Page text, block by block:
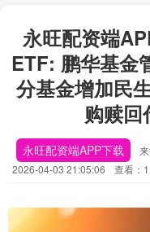
永旺配资端
ETF: 鹏华基金
分基金增加民
购赎回
永旺配资端APP下载
2026-04-03 21:05:06
查看：